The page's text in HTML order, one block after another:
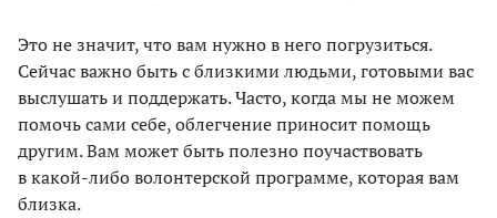
Это не значит, что вам нужно в него погрузиться.
Сейчас важно быть с близкими людьми, готовыми вас
выслушать и поддержать. Часто, когда мы не можем
помочь сами себе, облегчение приносит помощь
другим. Вам может быть полезно поучаствовать
в какой-либо волонтерской программе, которая вам
близка.